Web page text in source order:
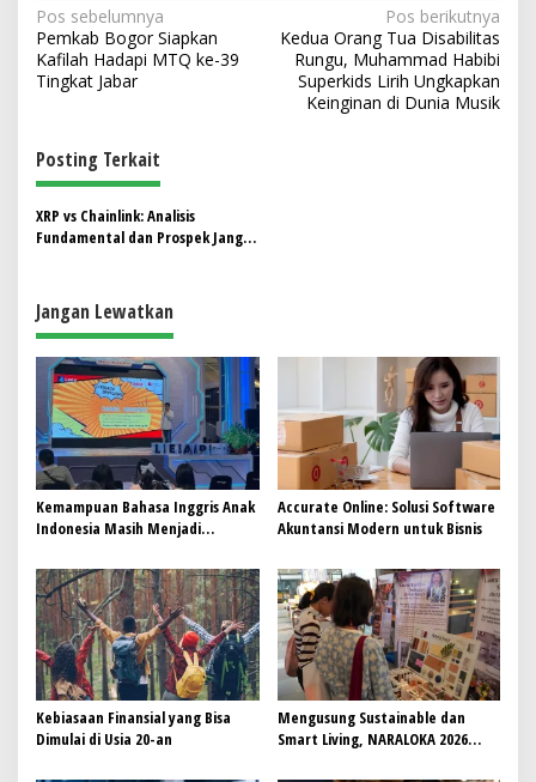
N
a
v
g
a
s
i
o
s
Pos sebelumnya
Pemkab Bogor Siapkan
Kafilah Hadapi MTQ ke-39
Tingkat Jabar
Pos berikutnya
Kedua Orang Tua Disabilitas
Rungu, Muhammad Habibi
Superkids Lirih Ungkapkan
Keinginan di Dunia Musik
Posting Terkait
XRP vs Chainlink: Analisis
Fundamental dan Prospek Jangka
Jangan Lewatkan
Kemampuan Bahasa Inggris Anak
Indonesia Masih Menjadi
Pembelajaran Dinilai Perlu
Berubah
Accurate Online: Solusi Software
Akuntansi Modern untuk Bisnis
Kebiasaan Finansial yang Bisa
Dimulai di Usia 20-an
Mengusung Sustainable dan
Smart Living, NARALOKA 2026